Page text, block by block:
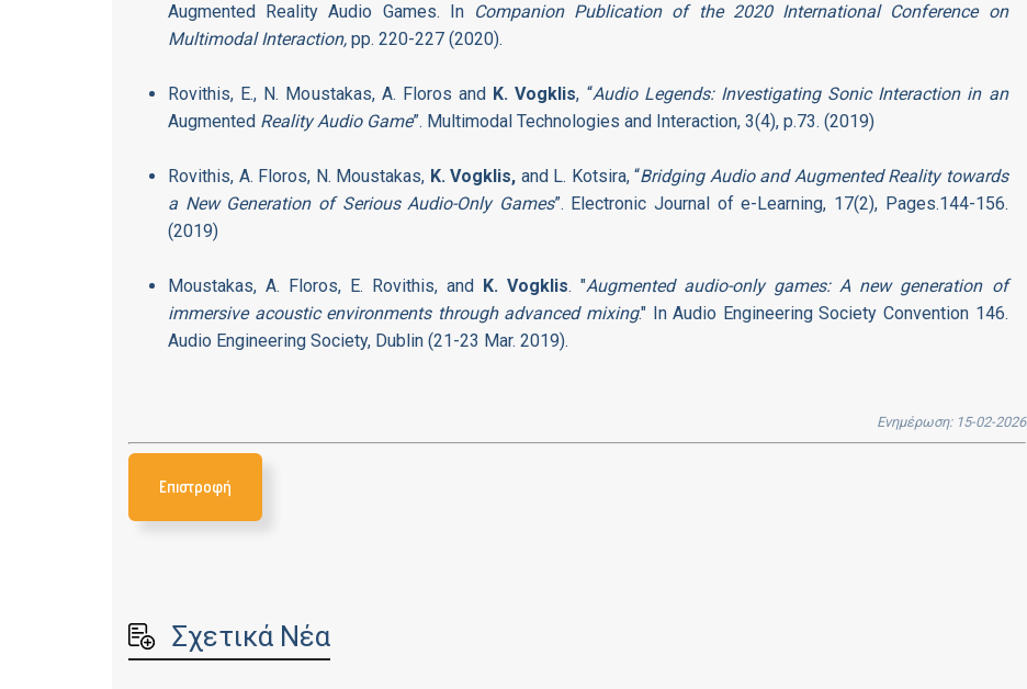
Augmented Reality Audio Games. In Companion Publication of the 2020 International Conference on
Multimodal Interaction, pp. 220-227 (2020).
Rovithis, E., N. Moustakas, A. Floros and K. Vogklis, “Audio Legends: Investigating Sonic Interaction in an
Augmented Reality Audio Game”. Multimodal Technologies and Interaction, 3(4), p.73. (2019)
Rovithis, A. Floros, N. Moustakas, K. Vogklis, and L. Kotsira, “Bridging Audio and Augmented Reality towards
a New Generation of Serious Audio-Only Games”. Electronic Journal of e-Learning, 17(2), Pages.144-156.
(2019)
Moustakas, A. Floros, E. Rovithis, and K. Vogklis. "Augmented audio-only games: A new generation of
immersive acoustic environments through advanced mixing." In Audio Engineering Society Convention 146.
Audio Engineering Society, Dublin (21-23 Mar. 2019).
Ενημέρωση: 15-02-2026
Επιστροφή
Σχετικά Νέα